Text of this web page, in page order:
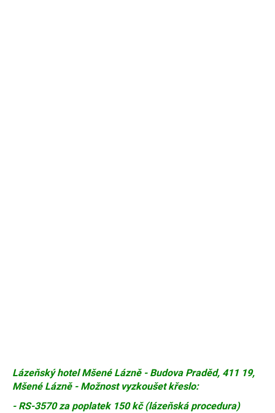
Lázeňský hotel Mšené Lázně - Budova Praděd, 411 19,
Mšené Lázně - Možnost vyzkoušet křeslo:
- RS-3570 za poplatek 150 kč (lázeňská procedura)